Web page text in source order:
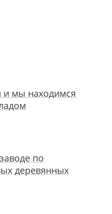
и мы находимся
по
деревянных